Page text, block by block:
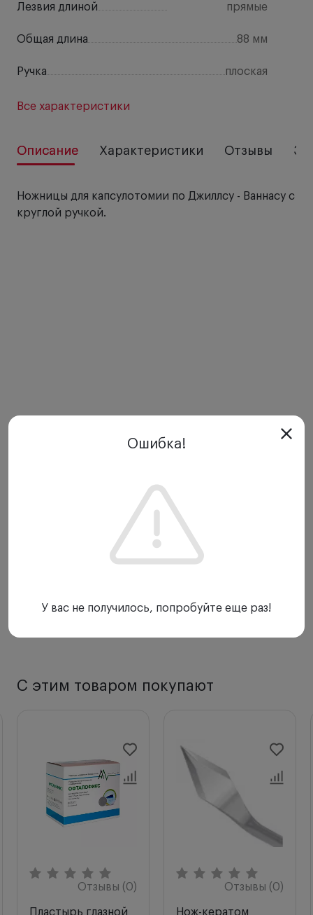
Лезвия длиной
прямые
Общая длина 88 мм
Ручка плоская
Все характеристики
Описание Характеристики Отзывы
Ножницы для капсулотомии по Джиллсу - Ваннасу с
круглой ручкой.
С этим товаром покупают
Отзывы (0)
Пластырь глазной
Отзывы (0)
Нож-кератом
Ошибка!
У вас не получилось, попробуйте еще раз!